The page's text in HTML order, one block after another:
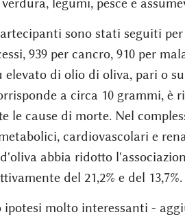
sono stati seguiti
939 per cancro, 910 per
elevato di olio di oliva, pari o
a circa 10 grammi, è
le cause di morte. Nel
cardiovascolari e
abbia ridotto
del 21,2% e del 13,7%.
ipotesi molto interessanti -